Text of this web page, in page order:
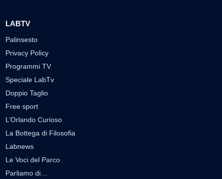
LABTV
Palinsesto
Privacy Policy
Programmi TV
Speciale LabTv
Doppio Taglio
Free sport
L’Orlando Curioso
La Bottega di Filosofia
Labnews
Le Voci del Parco
Parliamo di…